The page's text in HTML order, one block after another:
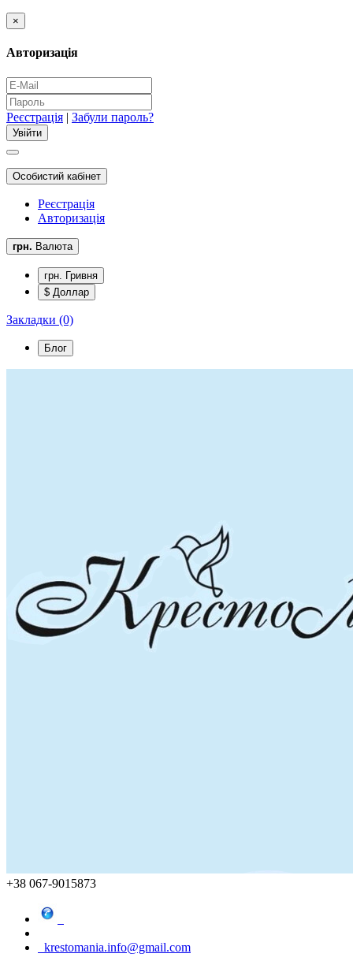
×
Авторизація
Реєстрація | Забули пароль?
Особистий кабінет
Реєстрація
Авторизація
грн. Валюта
грн. Гривня
$ Доллар
Закладки (0)
Блог
+38 067-9015873
krestomania.info@gmail.com